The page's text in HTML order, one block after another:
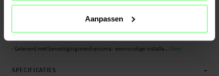
Aanpassen
eenvoudige en snelle installatie aan je Apple Watch.
- Geleverd met bevestigingsmechanisma - eenvoudige installa... Meer
SPECIFICATIES -